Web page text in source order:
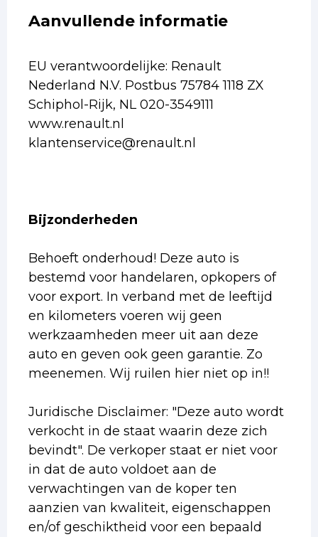
Aanvullende informatie
EU verantwoordelijke: Renault
Nederland N.V. Postbus 75784 1118 ZX
Schiphol-Rijk, NL 020-3549111
www.renault.nl
klantenservice@renault.nl
Bijzonderheden
Behoeft onderhoud! Deze auto is
bestemd voor handelaren, opkopers of
voor export. In verband met de leeftijd
en kilometers voeren wij geen
werkzaamheden meer uit aan deze
auto en geven ook geen garantie. Zo
meenemen. Wij ruilen hier niet op in!!
Juridische Disclaimer: "Deze auto wordt
verkocht in de staat waarin deze zich
bevindt". De verkoper staat er niet voor
in dat de auto voldoet aan de
verwachtingen van de koper ten
aanzien van kwaliteit, eigenschappen
en/of geschiktheid voor een bepaald